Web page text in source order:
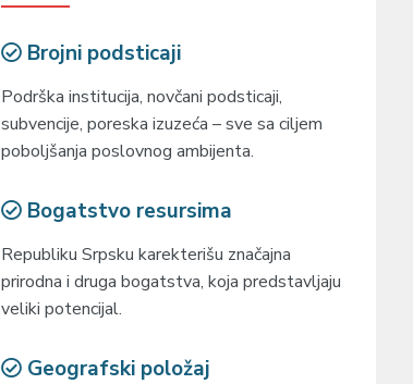
Brojni podsticaji
Podrška institucija, novčani podsticaji,
subvencije, poreska izuzeća – sve sa ciljem
poboljšanja poslovnog ambijenta.
Bogatstvo resursima
Republiku Srpsku karekterišu značajna
prirodna i druga bogatstva, koja predstavljaju
veliki potencijal.
Geografski položaj